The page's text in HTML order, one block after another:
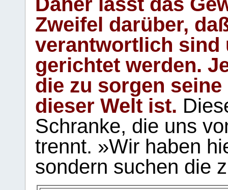
Zweifel darüber,
verantwortlich sind
gerichtet werden.
die zu sorgen
dieser Welt ist.
Schranke, die uns
trennt. »Wir haben
sondern suchen die